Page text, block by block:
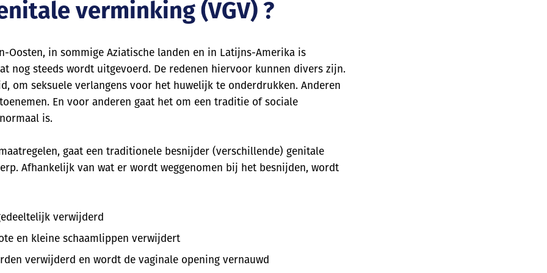
verminking (VGV) ?
Oosten, in sommige Aziatische landen en in Latijns-Amerika is
nog steeds wordt uitgevoerd. De redenen hiervoor kunnen divers zijn.
om seksuele verlangens voor het huwelijk te onderdrukken. Anderen
En voor anderen gaat het om een traditie of sociale
is.
gaat een traditionele besnijder (verschillende) genitale
Afhankelijk van wat er wordt weggenomen bij het besnijden, wordt
verwijderd
en kleine schaamlippen verwijdert
verwijderd en wordt de vaginale opening vernauwd